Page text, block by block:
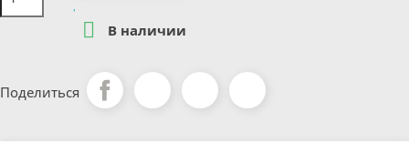
 В наличии
Поделиться